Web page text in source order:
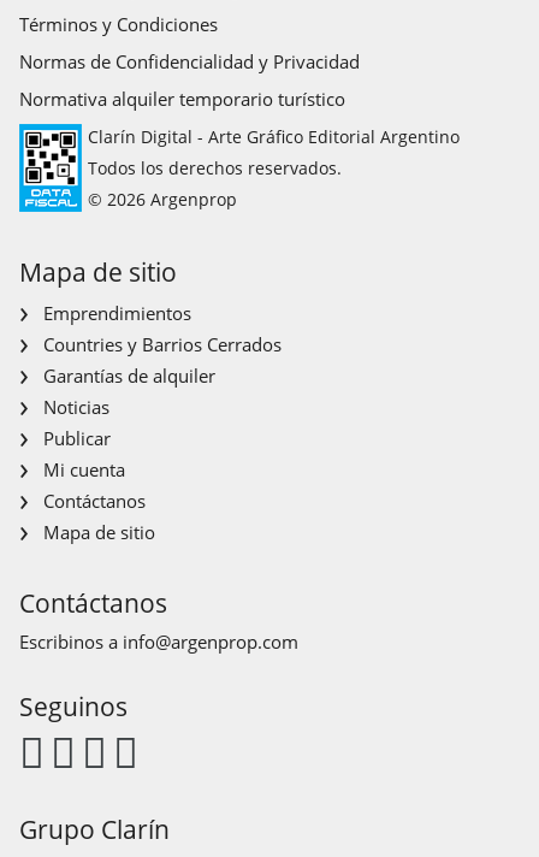
Términos y Condiciones
Normas de Confidencialidad y Privacidad
Normativa alquiler temporario turístico
Clarín Digital - Arte Gráfico Editorial Argentino
Todos los derechos reservados.
© 2026 Argenprop
Mapa de sitio
Emprendimientos
Countries y Barrios Cerrados
Garantías de alquiler
Noticias
Publicar
Mi cuenta
Contáctanos
Mapa de sitio
Contáctanos
Escribinos a info@argenprop.com
Seguinos
Grupo Clarín